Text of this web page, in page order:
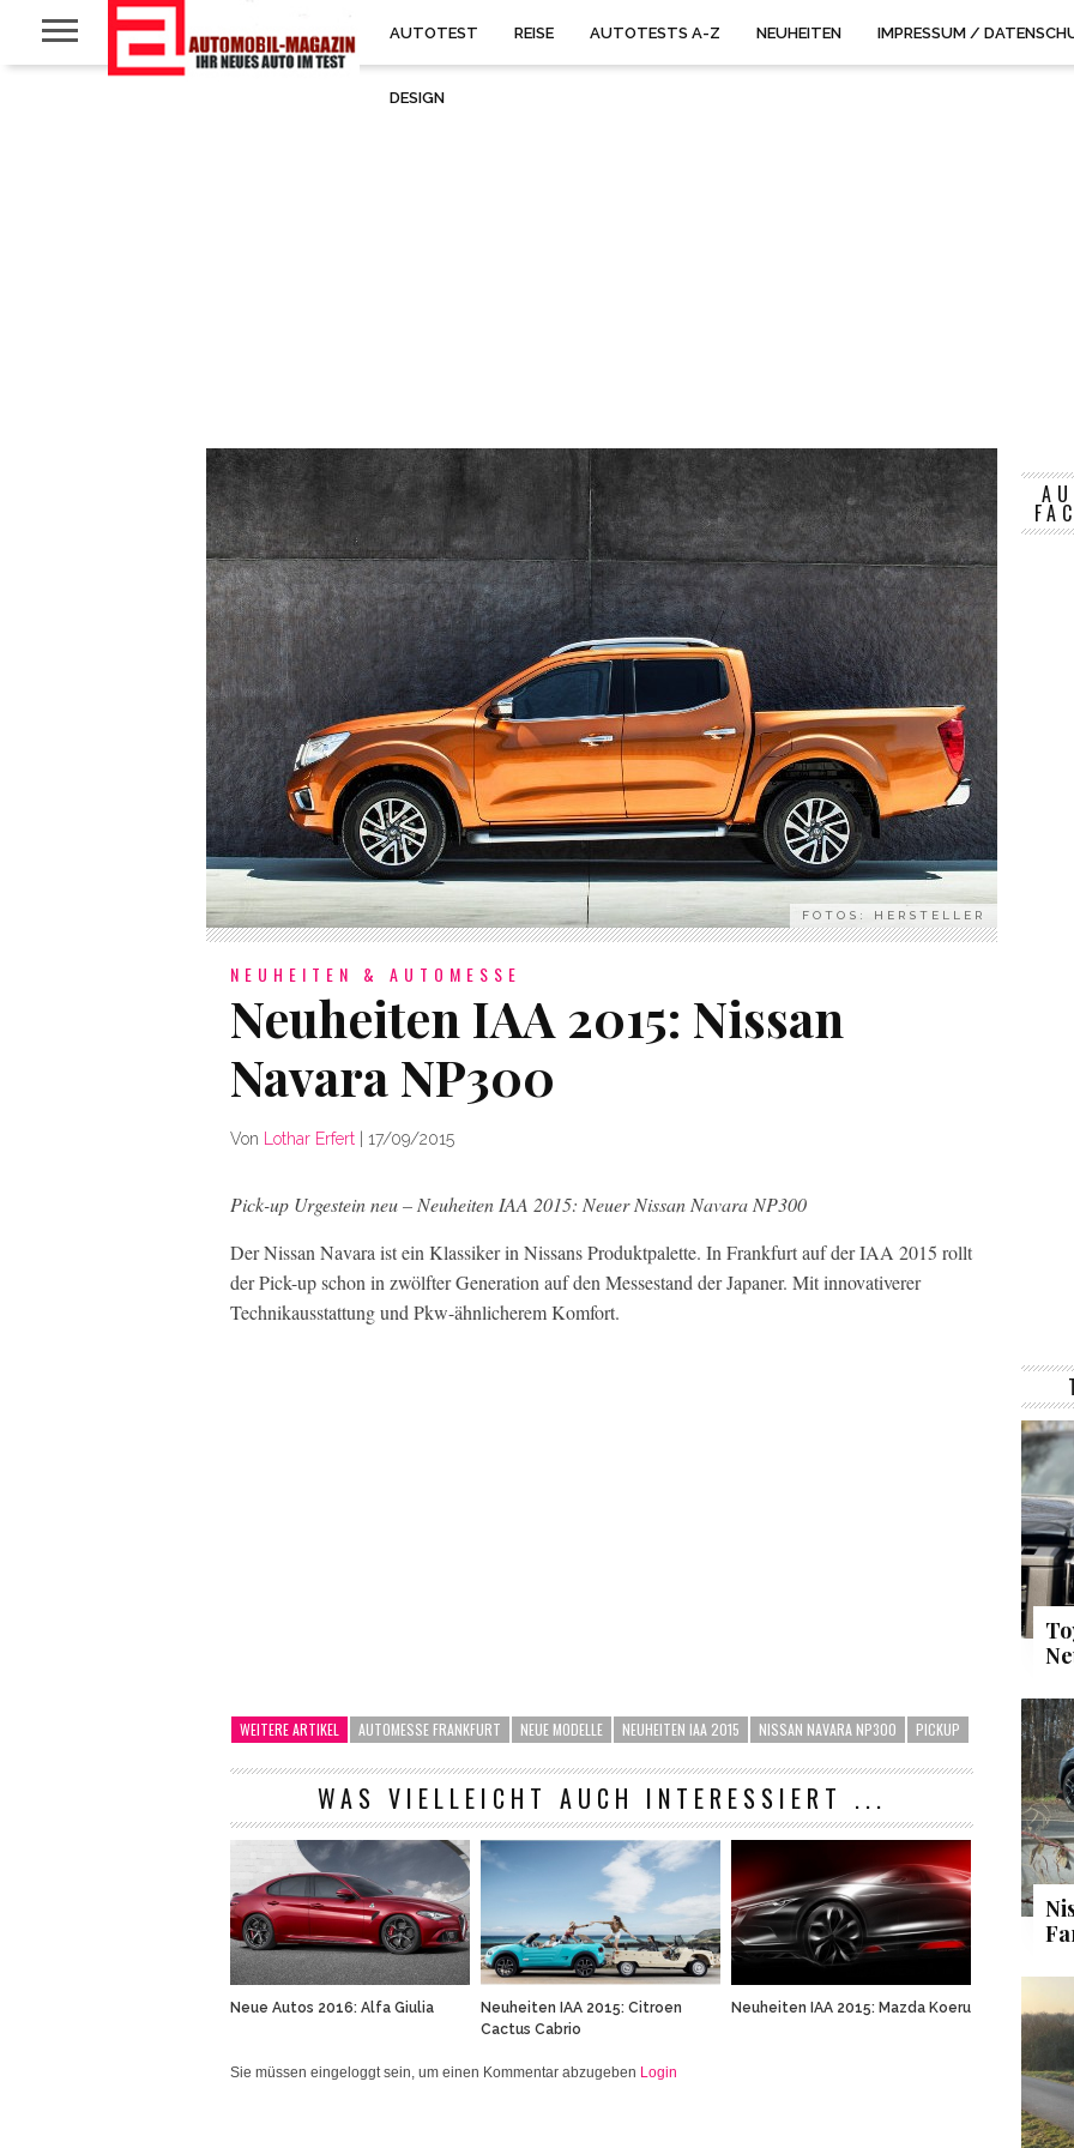
AUTOTEST REISE AUTOTESTS A-Z NEUHEITEN IMPRESSUM /
DESIGN
FOTOS: HERSTELLER
NEUHEITEN & AUTOMESSE
Neuheiten IAA 2015: Nissan
Navara NP300
Von Lothar Erfert 17/09/2015
Pick-up Urgestein neu – Neuheiten IAA 2015: Neuer Nissan Navara NP300
Der Nissan Navara ist ein Klassiker in Nissans Produktpalette. In Frankfurt auf der IAA 2015 rollt
der Pick-up schon in zwölfter Generation auf den Messestand der Japaner. Mit innovativerer
Technikausstattung und Pkw-ähnlicherem Komfort.
WEITERE ARTIKEL AUTOMESSE FRANKFURT NEUE MODELLE NEUHEITEN IAA 2015 NISSAN NAVARA NP300 PICKUP
WAS VIELLEICHT AUCH INTERESSIERT ...
Neue Autos 2016: Alfa Giulia
Neuheiten IAA 2015: Citroen
Cactus Cabrio
Neuheiten IAA 2015: Mazda Koeru
Sie müssen eingeloggt sein, um einen Kommentar abzugeben Login